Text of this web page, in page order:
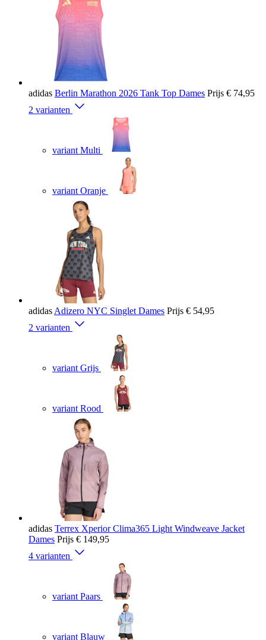
adidas Berlin Marathon 2026 Tank Top Dames Prijs € 74,95
2 varianten
variant Multi
variant Oranje
adidas Adizero NYC Singlet Dames Prijs € 54,95
2 varianten
variant Grijs
variant Rood
adidas Terrex Xperior Clima365 Light Windweave Jacket
Dames Prijs € 149,95
4 varianten
variant Paars
variant Blauw